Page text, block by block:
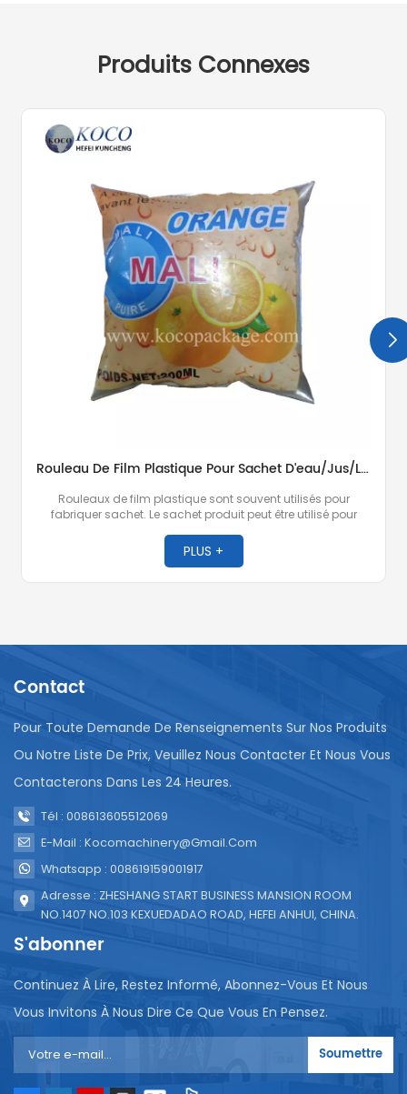
Produits Connexes
Rouleau De Film Plastique Pour Sachet D'eau/jus/lait/chips/poudre À Laver
Rouleaux de film plastique sont souvent utilisés pour
fabriquer sachet. Le sachet produit peut être utilisé pour
sauce soja, du vin, des chips, des noix, de la lessive, des
sauces et d'autres produits.
PLUS +
Contact
Pour Toute Demande De Renseignements Sur Nos Produits
Ou Notre Liste De Prix, Veuillez Nous Contacter Et Nous Vous
Contacterons Dans Les 24 Heures.
Tél : 008613605512069
E-Mail : Kocomachinery@gmail.com
Whatsapp : 008619159001917
Adresse : ZHESHANG START BUSINESS MANSION ROOM
NO.1407 NO.103 KEXUEDADAO ROAD, HEFEI ANHUI, CHINA.
S'abonner
Continuez À Lire, Restez Informé, Abonnez-Vous Et Nous
Vous Invitons À Nous Dire Ce Que Vous En Pensez.
Soumettre